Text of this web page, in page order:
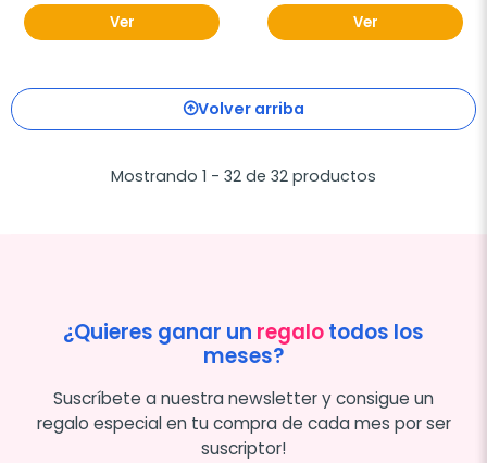
Ver Ver
Volver arriba
Mostrando 1 - 32 de 32 productos
¿Quieres ganar un regalotodos los
meses?
Suscríbete a nuestra newsletter y consigue un
regalo especial en tu compra de cada mes por ser
suscriptor!